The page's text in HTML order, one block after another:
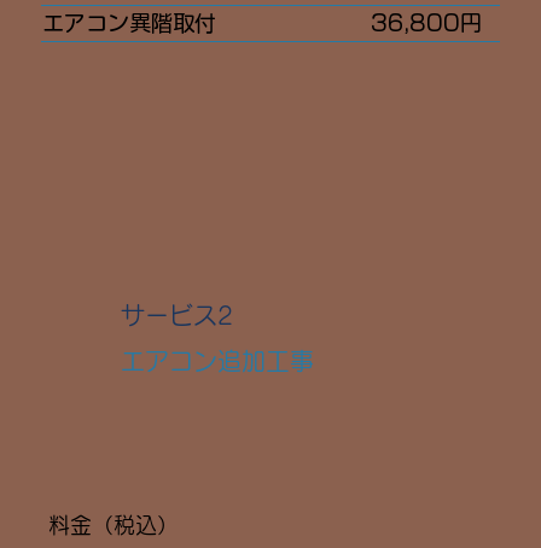
エアコン異階取付
36,800円
​サービス2
エアコン追加工事
​料金（税込）